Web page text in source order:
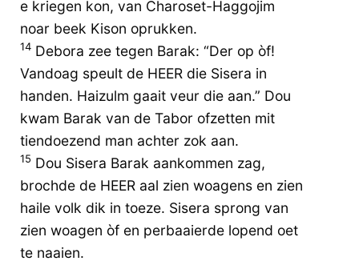
e kriegen kon, van Charoset-Haggojim
noar beek Kison oprukken.
14 Debora zee tegen Barak: “Der op òf!
Vandoag speult de HEER die Sisera in
handen. Haizulm gaait veur die aan.” Dou
kwam Barak van de Tabor ofzetten mit
tiendoezend man achter zok aan.
15 Dou Sisera Barak aankommen zag,
brochde de HEER aal zien woagens en zien
haile volk dik in toeze. Sisera sprong van
zien woagen òf en perbaaierde lopend oet
te naaien.